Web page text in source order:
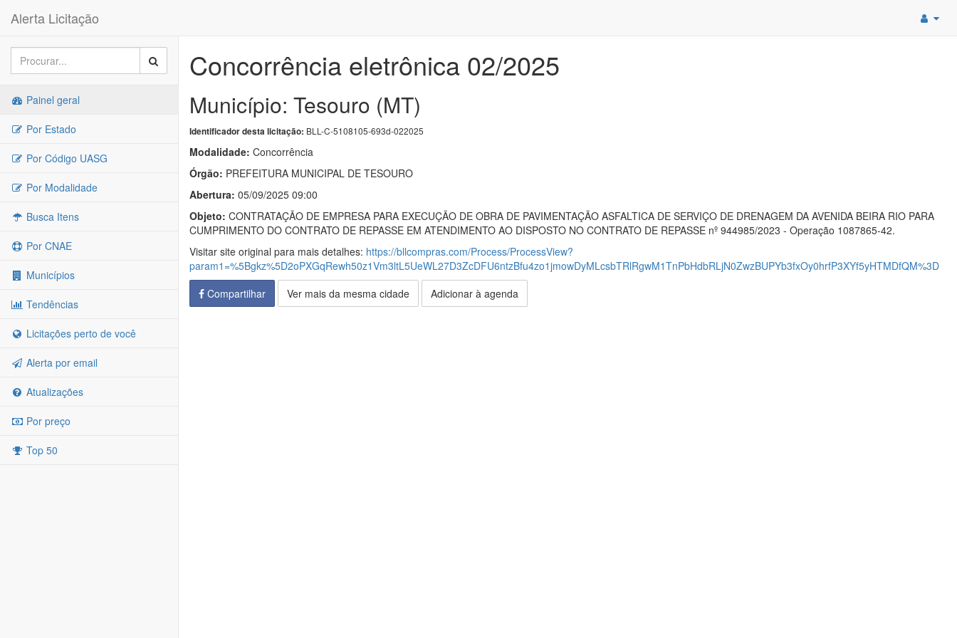
Alerta Licitação
Painel geral
Por Estado
Por Código UASG
Por Modalidade
Busca Itens
Por CNAE
Municípios
Tendências
Licitações perto de você
Alerta por email
Atualizações
Por preço
Top 50
Concorrência eletrônica 02/2025
Município: Tesouro (MT)
Identificador desta licitação: BLL-C-5108105-693d-022025
Modalidade: Concorrência
Órgão: PREFEITURA MUNICIPAL DE TESOURO
Abertura: 05/09/2025 09:00
Objeto: CONTRATAÇÃO DE EMPRESA PARA EXECUÇÃO DE OBRA DE PAVIMENTAÇÃO ASFALTICA DE SERVIÇO DE DRENAGEM DA AVENIDA BEIRA RIO PARA
CUMPRIMENTO DO CONTRATO DE REPASSE EM ATENDIMENTO AO DISPOSTO NO CONTRATO DE REPASSE nº 944985/2023 - Operação 1087865-42.
Visitar site original para mais detalhes: https://bllcompras.com/Process/ProcessView?
param1=%5Bgkz%5D2oPXGqRewh50z1Vm3ltL5UeWL27D3ZcDFU6ntzBfu4zo1jmowDyMLcsbTRlRgwM1TnPbHdbRLjN0ZwzBUPYb3fxOy0hrfP3XYf5yHTMDfQM%3D
Compartilhar
Ver mais da mesma cidade Adicionar à agenda